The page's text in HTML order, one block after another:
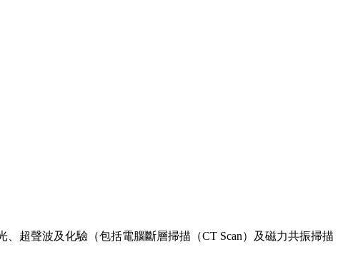
超聲波及化驗（包括電腦斷層掃描（CT Scan）及磁力共振掃描